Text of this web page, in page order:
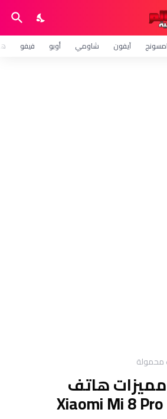
آيفون شاومي أوبو فيفو
هاتف